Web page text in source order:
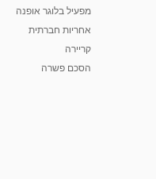
מפעיל בלוגר אופנה
אחריות חברתית
קריירה
הסכם פשרה